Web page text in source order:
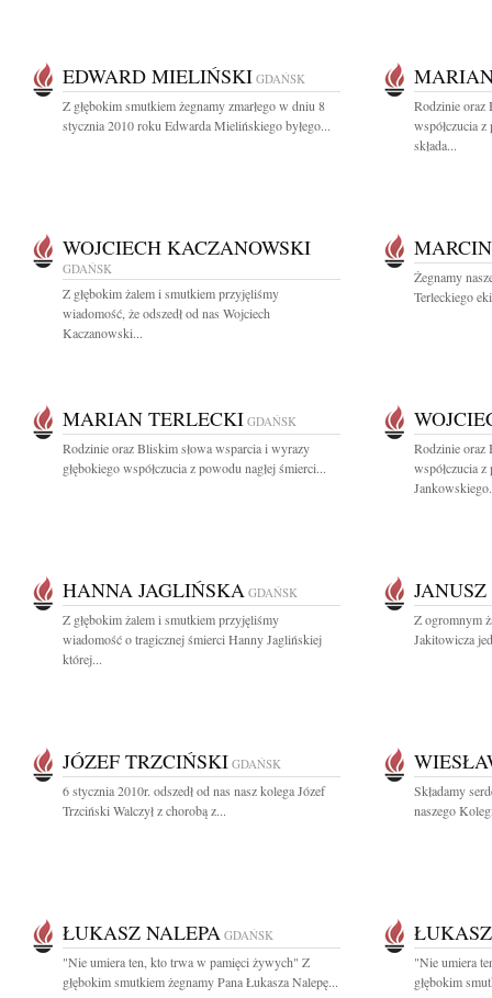
EDWARD MIELIŃSKI GDAŃSK
Z głębokim smutkiem żegnamy zmarłego w dniu 8
stycznia 2010 roku Edwarda Mielińskiego byłego...
Rodzinie oraz
współczucia
składa...
WOJCIECH KACZANOWSKI
GDAŃSK
Z głębokim żalem i smutkiem przyjęliśmy
wiadomość, że odszedł od nas Wojciech
Kaczanowski...
Żegnamy
Terleckiego
MARIAN TERLECKI GDAŃSK
Rodzinie oraz Bliskim słowa wsparcia i wyrazy
głębokiego współczucia z powodu nagłej śmierci...
Rodzinie oraz
współczucia
HANNA JAGLIŃSKA GDAŃSK
Z głębokim żalem i smutkiem przyjęliśmy
wiadomość o tragicznej śmierci Hanny Jaglińskiej
której...
Z ogromnym
Jakitowicza
JÓZEF TRZCIŃSKI GDAŃSK
6 stycznia 2010r. odszedł od nas nasz kolega Józef
Trzciński Walczył z chorobą z...
Składamy
naszego
ŁUKASZ NALEPA GDAŃSK
"Nie umiera ten, kto trwa w pamięci żywych" Z
głębokim smutkiem żegnamy Pana Łukasza Nalepę...
"Nie umiera
głębokim